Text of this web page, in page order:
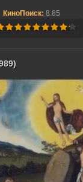
КиноПоиск: 8.85